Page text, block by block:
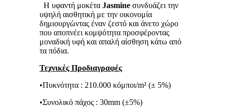
Η υφαντή μοκέτα Jasmineσυνδυάζει την
υψηλή αισθητική με την οικονομία
δημιουργώντας έναν ζεστό και άνετο χώρο
που αποπνέει κομψότητα προσφέροντας
μοναδική υφή και απαλή αίσθηση κάτω από
τα πόδια.
Τεχνικές Προδιαγραφές
•Πυκνότητα : 210.000 κόμποι/m² (± 5%)
•Συνολικό πάχος : 30mm (±5%)